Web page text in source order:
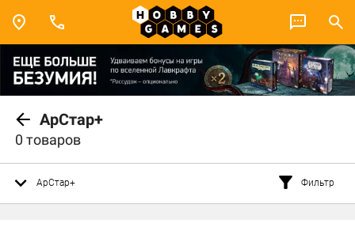
АрСтар+
0 товаров
АрСтар+ Фильтр